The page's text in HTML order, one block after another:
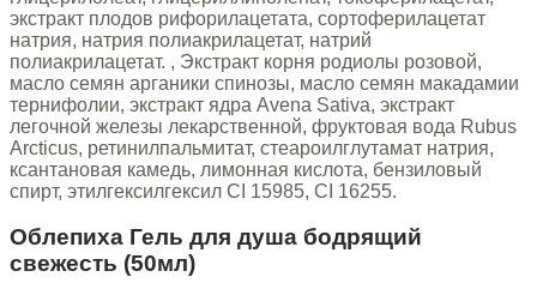
экстракт плодов рифорилацетата, сортоферилацетат
натрия, натрия полиакрилацетат, натрий
полиакрилацетат. , Экстракт корня родиолы розовой,
масло семян арганики спинозы, масло семян макадамии
тернифолии, экстракт ядра Avena Sativa, экстракт
легочной железы лекарственной, фруктовая вода Rubus
Arcticus, ретинилпальмитат, стеароилглутамат натрия,
ксантановая камедь, лимонная кислота, бензиловый
спирт, этилгексилгексил CI 15985, CI 16255.
Облепиха Гель для душа бодрящий
свежесть (50мл)